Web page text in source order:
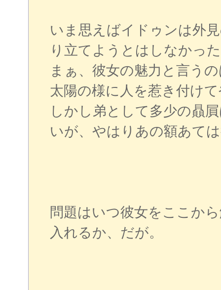
いま思えばイドゥンは外
り立てようとはしなかっ
まぁ、彼女の魅力と言う
太陽の様に人を惹き付け
しかし弟として多少の贔
いが、やはりあの額あて
問題はいつ彼女をここか
入れるか、だが。